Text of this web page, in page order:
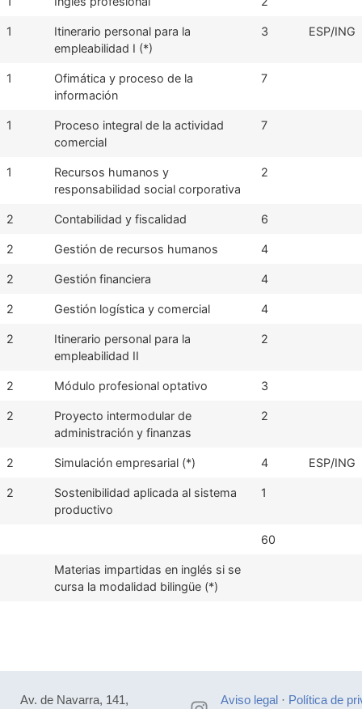
1
Itinerario personal para la
empleabilidad I (*)
3 ESP/ING
1
Ofimática y proceso de la
información
7
1
Proceso integral de la actividad
comercial
7
1
Recursos humanos y
responsabilidad social corporativa
2
2 Contabilidad y fiscalidad 6
2 Gestión de recursos humanos 4
2 Gestión financiera 4
2 Gestión logística y comercial 4
2
Itinerario personal para la
empleabilidad II
2
2 Módulo profesional optativo 3
2
Proyecto intermodular de
administración y finanzas
2
2 Simulación empresarial (*) 4 ESP/ING
2
Sostenibilidad aplicada al sistema
productivo
1
60
Materias impartidas en inglés si se
cursa la modalidad bilingüe (*)
Av. de Navarra, 141,
Aviso legal· Política de